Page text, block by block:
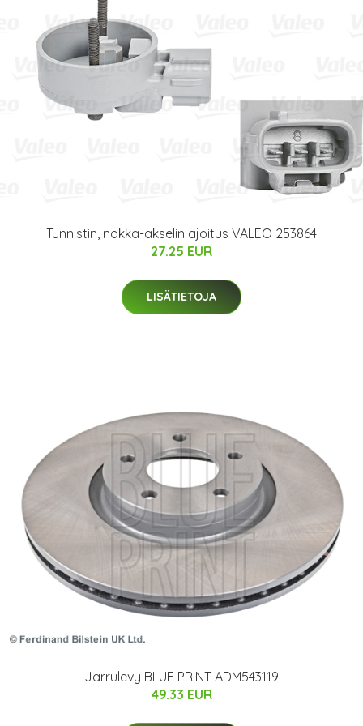
Tunnistin, nokka-akselin ajoitus VALEO 253864
27.25 EUR
LISÄTIETOJA
Jarrulevy BLUE PRINT ADM543119
49.33 EUR